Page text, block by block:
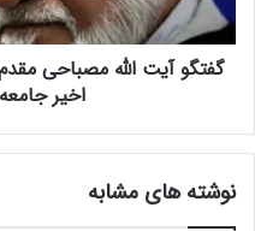
س
ا
ا
ا
ت
ا
ب
گفتگو آیت الله مصباحی
اخیر
نوشته های مشابه